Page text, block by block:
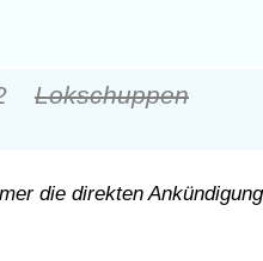
Lokschuppen
die direkten